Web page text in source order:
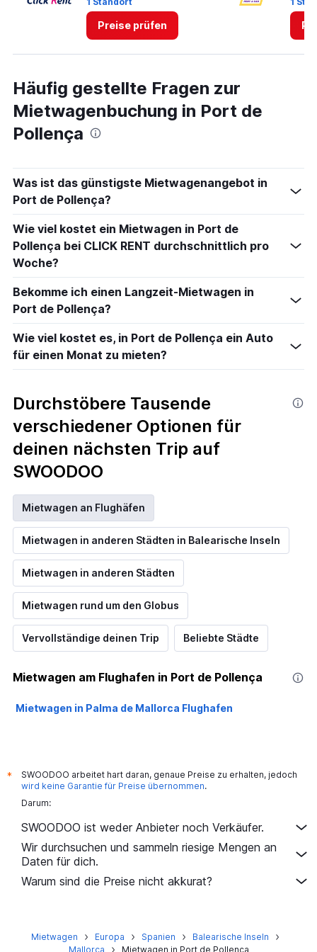
Preise prüfen
Häufig gestellte Fragen zur
Mietwagenbuchung in Port de
Pollença
Was ist das günstigste Mietwagenangebot in
Port de Pollença?
Wie viel kostet ein Mietwagen in Port de
Pollença bei CLICK RENT durchschnittlich pro
Woche?
Bekomme ich einen Langzeit-Mietwagen in
Port de Pollença?
Wie viel kostet es, in Port de Pollença ein Auto
für einen Monat zu mieten?
Durchstöbere Tausende
verschiedener Optionen für
deinen nächsten Trip auf
SWOODOO
Mietwagen an Flughäfen
Mietwagen in anderen Städten in Balearische Inseln
Mietwagen in anderen Städten
Mietwagen rund um den Globus
Vervollständige deinen Trip Beliebte Städte
Mietwagen am Flughafen in Port de Pollença
Mietwagen in Palma de Mallorca Flughafen
*
SWOODOO arbeitet hart daran, genaue Preise zu erhalten, jedoch
wird keine Garantie für Preise übernommen.
Darum:
SWOODOO ist weder Anbieter noch Verkäufer.
Wir durchsuchen und sammeln riesige Mengen an
Daten für dich.
Warum sind die Preise nicht akkurat?
Mietwagen Europa Spanien
Balearische Inseln
Mallorca
Mietwagen in Port de Pollença